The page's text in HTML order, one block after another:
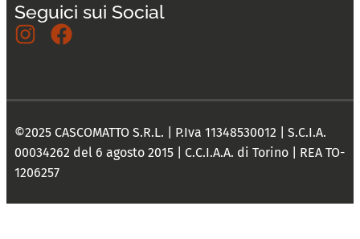
Seguici sui Social
©2025 CASCOMATTO S.R.L. | P.Iva 11348530012 | S.C.I.A.
00034262 del 6 agosto 2015 | C.C.I.A.A. di Torino | REA TO-
1206257